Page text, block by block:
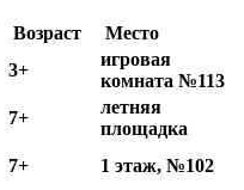
Возраст
Место
3+
игровая
комната №113
7+
летняя
площадка
7+ 1 этаж, №102